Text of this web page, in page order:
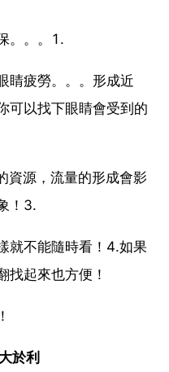
。。。1.
睛疲勞。。。形成近
可以找下眼睛會受到的
資源，流量的形成會影
！3.
就不能隨時看！4.如果
找起來也方便！
於利